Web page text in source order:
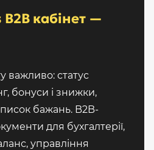
кабінет —
важливо: статус
бонуси і знижки,
бажань. B2B-
для бухгалтерії,
управління